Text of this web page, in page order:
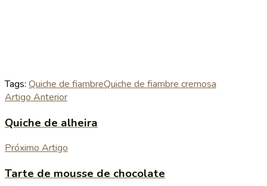
Tags: Quiche de fiambreQuiche de fiambre cremosa
Artigo Anterior
Quiche de alheira
Próximo Artigo
Tarte de mousse de chocolate